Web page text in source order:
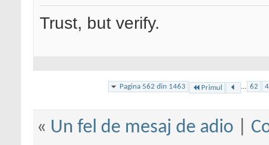
Trust, but verify.
Pagina 562 din 1463 Primul ... 62
« Un fel de mesaj de adio